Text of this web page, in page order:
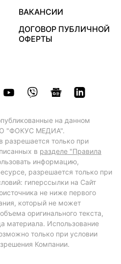
ВАКАНСИИ
ДОГОВОР ПУБЛИЧНОЙ
ОФЕРТЫ
на данном
"ФОКУС МЕДИА".
разрешается только при
в разделе "Правила
информацию,
разрешается только при
гиперссылки на Сайт
не ниже первого
который не может
оригинального текста,
материала. Использование
только при условии
Компании.